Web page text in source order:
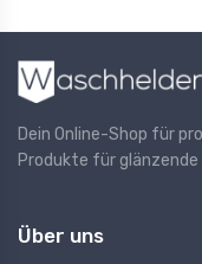
Dein Online-Shop für
Produkte für glänzende
Über uns